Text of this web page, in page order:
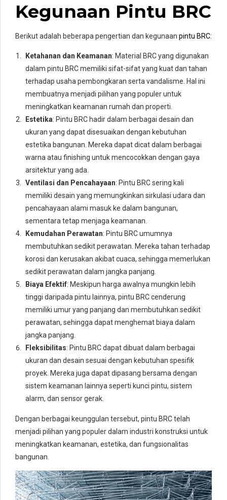
Kegunaan Pintu BRC
Berikut adalah beberapa pengertian dan kegunaan pintu BRC:
Ketahanan dan Keamanan: Material BRC yang digunakan
dalam pintu BRC memiliki sifat-sifat yang kuat dan tahan
terhadap usaha pembongkaran serta vandalisme. Hal ini
membuatnya menjadi pilihan yang populer untuk
meningkatkan keamanan rumah dan properti.
Estetika: Pintu BRC hadir dalam berbagai desain dan
ukuran yang dapat disesuaikan dengan kebutuhan
estetika bangunan. Mereka dapat dicat dalam berbagai
warna atau finishing untuk mencocokkan dengan gaya
arsitektur yang ada.
Ventilasi dan Pencahayaan: Pintu BRC sering kali
memiliki desain yang memungkinkan sirkulasi udara dan
pencahayaan alami masuk ke dalam bangunan,
sementara tetap menjaga keamanan.
Kemudahan Perawatan: Pintu BRC umumnya
membutuhkan sedikit perawatan. Mereka tahan terhadap
korosi dan kerusakan akibat cuaca, sehingga memerlukan
sedikit perawatan dalam jangka panjang.
Biaya Efektif: Meskipun harga awalnya mungkin lebih
tinggi daripada pintu lainnya, pintu BRC cenderung
memiliki umur yang panjang dan membutuhkan sedikit
perawatan, sehingga dapat menghemat biaya dalam
jangka panjang.
Fleksibilitas: Pintu BRC dapat dibuat dalam berbagai
ukuran dan desain sesuai dengan kebutuhan spesifik
proyek. Mereka juga dapat dipasang bersama dengan
sistem keamanan lainnya seperti kunci pintu, sistem
alarm, dan sensor gerak.
Dengan berbagai keunggulan tersebut, pintu BRC telah
menjadi pilihan yang populer dalam industri konstruksi untuk
meningkatkan keamanan, estetika, dan fungsionalitas
bangunan.